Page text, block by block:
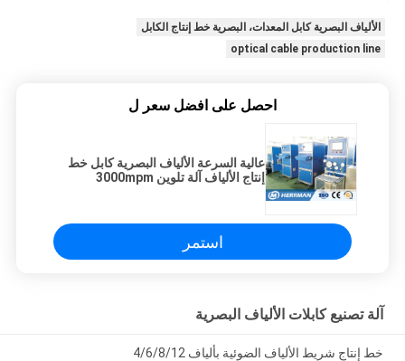
الألياف البصرية كابل المعدات، البصرية خط إنتاج الكابل
optical cable production line
احصل على افضل سعر ل
عالية السرعة الألياف البصرية كابل خط
إنتاج الألياف آلة تلوين 3000mpm
استمر
آلة تصنيع كابلات الألياف البصرية
خط إنتاج شريط الألياف الضوئية بألياف 4/6/8/12